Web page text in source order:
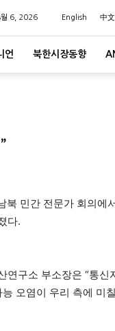
월 6, 2026 English 中文
언 북한시장동향
북 민간 전문가 회의에
다.
연구소 부소장은 “통신
오염이 우리 측에 미